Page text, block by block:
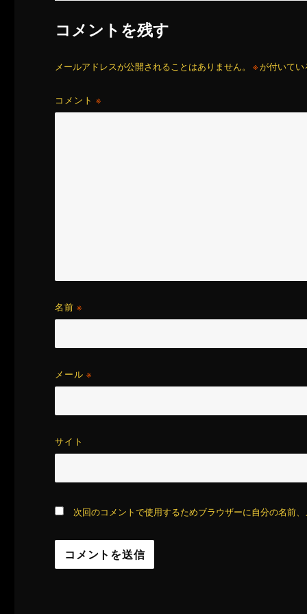
コメントを残す
メールアドレスが公開されることはありません。 ※が付いてい
コメント※
名前※
メール※
サイト
次回のコメントで使用するためブラウザーに自分の名前、